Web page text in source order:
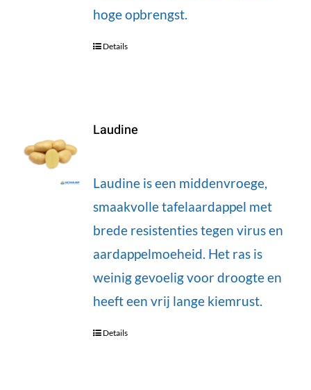
hoge opbrengst.
Details
Laudine
Laudine is een middenvroege,
smaakvolle tafelaardappel met
brede resistenties tegen virus en
aardappelmoeheid. Het ras is
weinig gevoelig voor droogte en
heeft een vrij lange kiemrust.
Details